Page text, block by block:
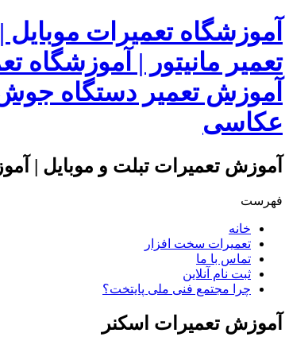
آموزشگاه تعمیرات
تعمیر مانیتور | آموزشگاه
آموزش تعمیر دستگاه جوش
عکاسی
آموزش تعمیرات تبلت و موبایل |
فهرست
خانه
تعمیرات سخت افزار
تماس با ما
ثبت نام آنلاین
چرا مجتمع فنی ملی پایتخت؟
آموزش تعمیرات اسکنر